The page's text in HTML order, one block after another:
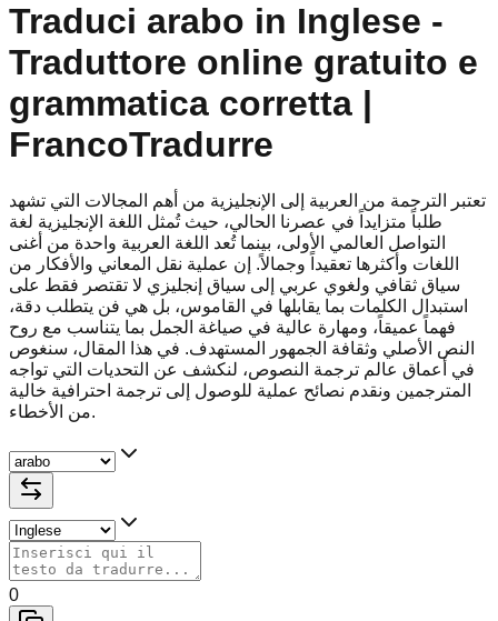
Traduci arabo in Inglese -
Traduttore online gratuito e
grammatica corretta |
FrancoTradurre
تعتبر الترجمة من العربية إلى الإنجليزية من أهم المجالات التي تشهد
طلباً متزايداً في عصرنا الحالي، حيث تُمثل اللغة الإنجليزية لغة
التواصل العالمي الأولى، بينما تُعد اللغة العربية واحدة من أغنى
اللغات وأكثرها تعقيداً وجمالاً. إن عملية نقل المعاني والأفكار من
سياق ثقافي ولغوي عربي إلى سياق إنجليزي لا تقتصر فقط على
استبدال الكلمات بما يقابلها في القاموس، بل هي فن يتطلب دقة،
فهماً عميقاً، ومهارة عالية في صياغة الجمل بما يتناسب مع روح
النص الأصلي وثقافة الجمهور المستهدف. في هذا المقال، سنغوص
في أعماق عالم ترجمة النصوص، لنكشف عن التحديات التي تواجه
المترجمين ونقدم نصائح عملية للوصول إلى ترجمة احترافية خالية
من الأخطاء.
0